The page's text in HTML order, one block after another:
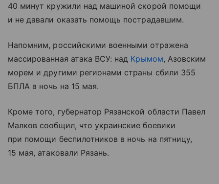
40 минут кружили над машиной скорой помощи
и не давали оказать помощь пострадавшим.
Напомним, российскими военными отражена
массированная атака ВСУ: над Крымом, Азовским
морем и другими регионами страны сбили 355
БПЛА в ночь на 15 мая.
Кроме того, губернатор Рязанской области Павел
Малков сообщил, что украинские боевики
при помощи беспилотников в ночь на пятницу,
15 мая, атаковали Рязань.